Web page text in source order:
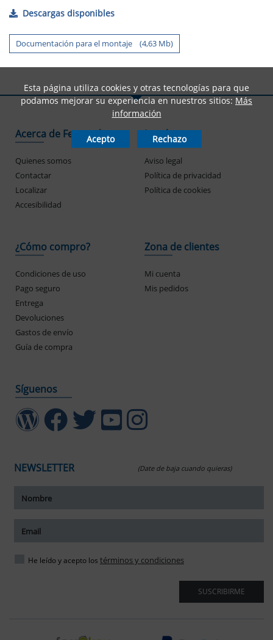
Descargas disponibles
Documentación para el montaje (4,63 Mb)
Acerca de Ferrogal
Quienes somos
Contactar
Localizar
Accesibilidad
Legal
Aviso legal
Política de privacidad
Política de cookies
¿Cómo compro?
Condiciones de uso
Pago seguro
Entrega
Devoluciones
Gastos de envío
Guía de compra
Zona de clientes
Mi cuenta
Mis pedidos
Síguenos
NEWSLETTER (Date de baja cuando quieras)
He leído y acepto los términos y condiciones
SUSCRIBIRME
Esta página utiliza cookies y otras tecnologías para que
podamos mejorar su experiencia en nuestros sitios: Más
información
Acepto Rechazo
tamaño del texto
del texto
espaciado del texto